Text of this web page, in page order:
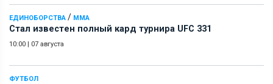
ЕДИНОБОРСТВА / ММА
Стал известен полный кард турнира UFC 331
10:00 07 августа
ФУТБОЛ